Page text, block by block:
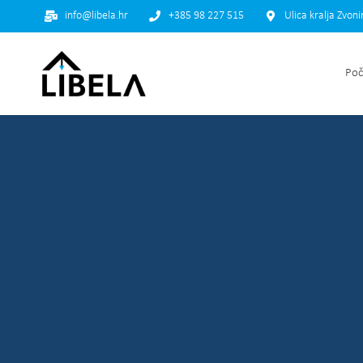
info@libela.hr +385 98 227 515 Ulica kralja